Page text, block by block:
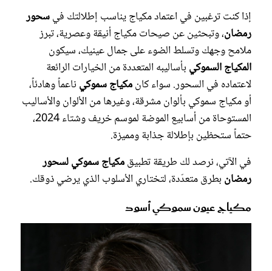
إذا كنت ترغبين في اعتماد مكياج يناسب إطلالتك فيسحور
رمضان، وتبحثين عن صيحات مكياج أنيقة وعصرية، تبرز
ملامح وجهك وتسلط الضوء على جمال عينيك، سيكون
المكياج السموكي بأساليبه المتعددة من الخيارات الرائعة
لاعتماده في السحور. سواء كانمكياج سموكي ناعماً وهادئاً،
أو مكياج سموكي بألوان مشرقة، وغيرها من الألوان والأساليب
المستوحاة من أسابيع الموضة لموسم خريف وشتاء 2024،
حتماً ستحظين بإطلالة جذابة ومميزة.
في الآتي، نرصد لك طريقة تطبيقمكياج سموكي لسحور
رمضان بطرق متعدّدة، لتختاري الأسلوب الذي يرضي ذوقك.
مكياج عيون سموكي أسود
مجلة سيدتي
غلاف رفمي